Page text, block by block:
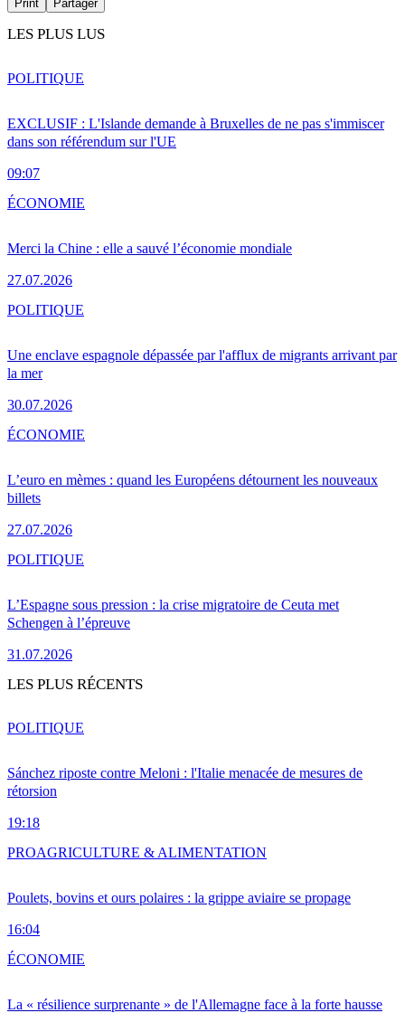
Print Partager
LES PLUS LUS
EXCLUSIF : L'Islande demande à Bruxelles de ne pas s'immiscer
dans son référendum sur l'UE
09:07
POLITIQUE
Merci la Chine : elle a sauvé l’économie mondiale
27.07.2026
ÉCONOMIE
Une enclave espagnole dépassée par l'afflux de migrants arrivant par
la mer
30.07.2026
POLITIQUE
L’euro en mèmes : quand les Européens détournent les nouveaux
billets
27.07.2026
ÉCONOMIE
L’Espagne sous pression : la crise migratoire de Ceuta met
Schengen à l’épreuve
31.07.2026
POLITIQUE
LES PLUS RÉCENTS
Sánchez riposte contre Meloni : l'Italie menacée de mesures de
rétorsion
19:18
POLITIQUE
Poulets, bovins et ours polaires : la grippe aviaire se propage
16:04
PROAGRICULTURE & ALIMENTATION
La « résilience surprenante » de l'Allemagne face à la forte hausse
ÉCONOMIE